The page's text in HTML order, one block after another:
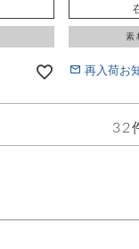
素
再入荷お
32